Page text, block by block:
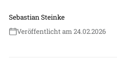
Sebastian Steinke
Veröffentlicht am 24.02.2026